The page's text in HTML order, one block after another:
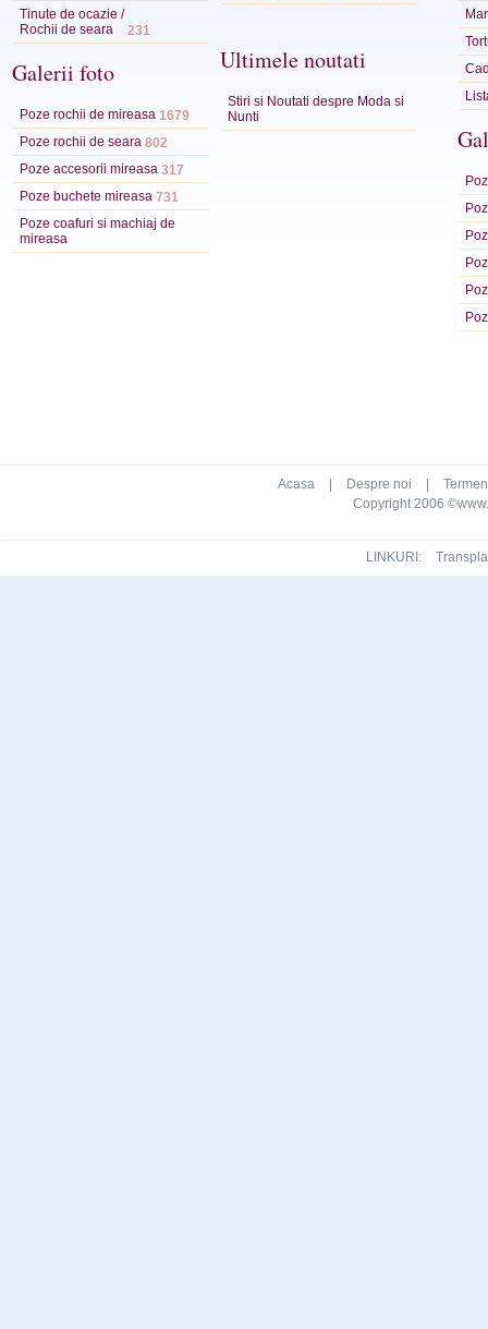
Tinute de ocazie /
Rochii de seara
231
Galerii foto
Poze rochii de mireasa 1679
Poze rochii de seara 802
Poze accesorii mireasa 317
Poze buchete mireasa 731
Poze coafuri si machiaj de
mireasa
Ultimele noutati
Stiri si Noutati despre Moda si
Nunti
Acasa Despre noi
Copyright 2006
LINKURI: